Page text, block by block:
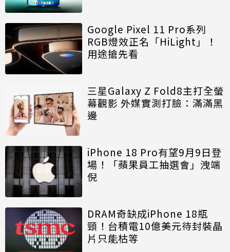
Google Pixel 11 Pro系列
RGB燈效正名「HiLight」！
用途搶先看
三星Galaxy Z Fold8主打全螢
幕觀影 外媒實測打臉：滿滿黑
邊
iPhone 18 Pro有望9月9日登
場！「蘋果員工抽選會」洩端
倪
DRAM奇缺成iPhone 18瓶
頸！台積電10億美元待封裝晶
片只能枯等